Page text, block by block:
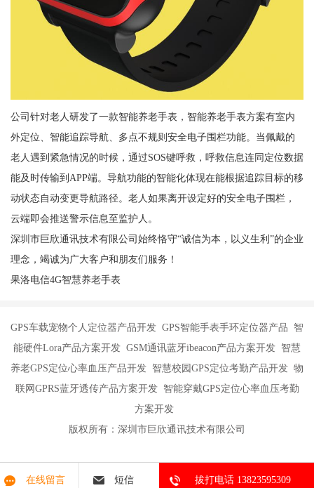
公司针对老人研发了一款智能养老手表，智能养老手表方案有室内
外定位、智能追踪导航、多点不规则安全电子围栏功能。当佩戴的
老人遇到紧急情况的时候，通过SOS键呼救，呼救信息连同定位数据
能及时传输到APP端。导航功能的智能化体现在能根据追踪目标的移
动状态自动变更导航路径。老人如果离开设定好的安全电子围栏，
云端即会推送警示信息至监护人。
深圳市巨欣通讯技术有限公司始终恪守“诚信为本，以义生利”的企业
理念，竭诚为广大客户和朋友们服务！
果洛电信4G智慧养老手表
GPS车载宠物个人定位器产品开发 GPS智能手表手环定位器产品 智
能硬件Lora产品方案开发 GSM通讯蓝牙ibeacon产品方案开发 智慧
养老GPS定位心率血压产品开发 智慧校园GPS定位考勤产品开发 物
联网GPRS蓝牙透传产品方案开发 智能穿戴GPS定位心率血压考勤
方案开发
版权所有：深圳市巨欣通讯技术有限公司
在线留言 短信 拔打电话 13823595309